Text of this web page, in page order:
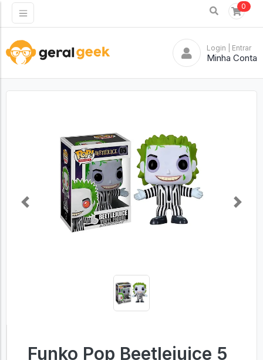
0
Login | Entrar
Minha Conta
Previous Next
Funko Pop Beetlejuice 5